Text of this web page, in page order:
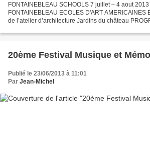
FONTAINEBLEAU SCHOOLS 7 juillet – 4 aout
FONTAINEBLEAU ECOLES D'ART AMERICAINES
de l’atelier d’architecture Jardins du château
château...
20ème Festival Musique et
Publié le 23/06/2013 à 11:01
Par Jean-Michel